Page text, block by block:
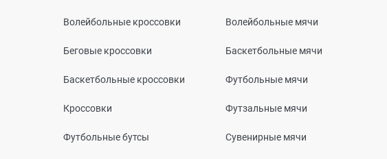
Волейбольные кроссовки
Беговые кроссовки
Баскетбольные кроссовки
Кроссовки
Футбольные бутсы
Волейбольные мячи
Баскетбольные мячи
Футбольные мячи
Футзальные мячи
Сувенирные мячи